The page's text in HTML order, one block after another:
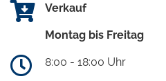
Verkauf
Montag bis Freitag
8:00 - 18:00 Uhr